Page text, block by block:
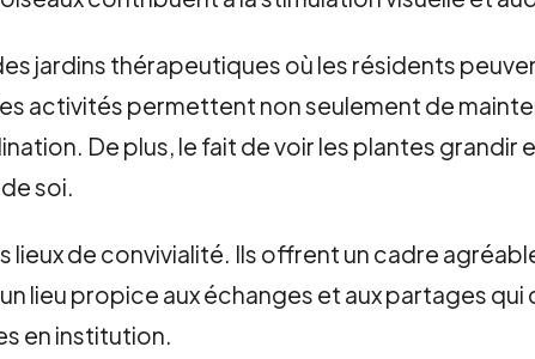
jardins thérapeutiques où les résidents
activités permettent non seulement de
De plus, le fait de voir les plantes grandir
soi.
lieux de convivialité. Ils offrent un cadre
lieu propice aux échanges et aux partages
en institution.